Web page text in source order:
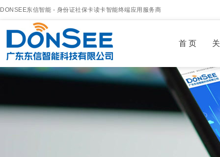
DONSEE东信智能 - 身份证社保卡读卡智能终端应用服务商
首 页